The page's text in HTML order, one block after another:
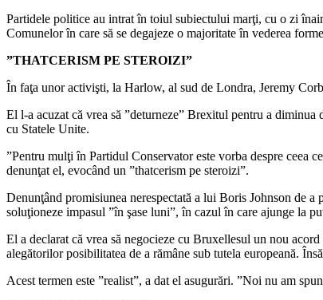
Partidele politice au intrat în toiul subiectului marţi, cu o zi
Comunelor în care să se degajeze o majoritate în vederea
”THATCERISM PE STEROIZI”
În faţa unor activişti, la Harlow, al sud de Londra, Jeremy
El l-a acuzat că vrea să ”deturneze” Brexitul pentru a
cu Statele Unite.
”Pentru mulţi în Partidul Conservator este vorba despre ceea
denunţat el, evocând un ”thatcerism pe steroizi”.
Denunţând promisiunea nerespectată a lui Boris Johnson de
soluţioneze impasul ”în şase luni”, în cazul în care ajunge la
El a declarat că vrea să negocieze cu Bruxellesul un nou
alegătorilor posibilitatea de a rămâne sub tutela europeană.
Acest termen este ”realist”, a dat el asugurări. ”Noi nu am